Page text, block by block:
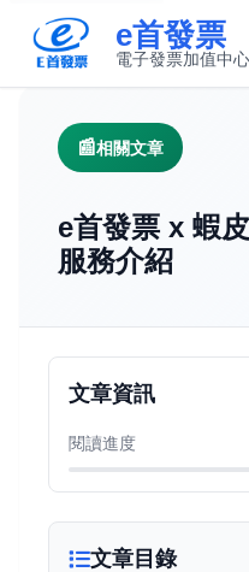
e首發票
電子發票加值中心
相關文章
e首發票 x 蝦
服務介紹
文章目錄
文章資訊
閱讀進度